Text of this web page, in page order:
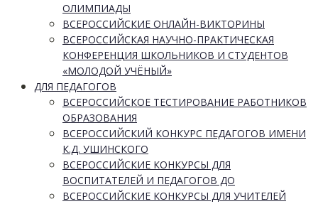
ОЛИМПИАДЫ
ВСЕРОССИЙСКИЕ ОНЛАЙН-ВИКТОРИНЫ
ВСЕРОССИЙСКАЯ НАУЧНО-ПРАКТИЧЕСКАЯ
КОНФЕРЕНЦИЯ ШКОЛЬНИКОВ И СТУДЕНТОВ
«МОЛОДОЙ УЧЁНЫЙ»
ДЛЯ ПЕДАГОГОВ
ВСЕРОССИЙСКОЕ ТЕСТИРОВАНИЕ РАБОТНИКОВ
ОБРАЗОВАНИЯ
ВСЕРОССИЙСКИЙ КОНКУРС ПЕДАГОГОВ ИМЕНИ
К.Д. УШИНСКОГО
ВСЕРОССИЙСКИЕ КОНКУРСЫ ДЛЯ
ВОСПИТАТЕЛЕЙ И ПЕДАГОГОВ ДО
ВСЕРОССИЙСКИЕ КОНКУРСЫ ДЛЯ УЧИТЕЛЕЙ